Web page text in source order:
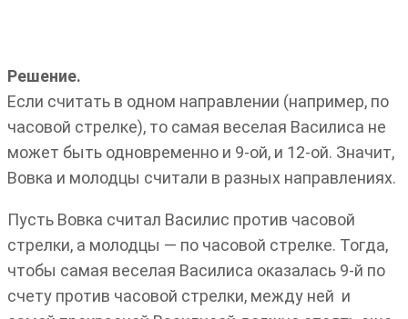
Решение.
Если считать в одном направлении (например, по
часовой стрелке), то самая веселая Василиса не
может быть одновременно и 9-ой, и 12-ой. Значит,
Вовка и молодцы считали в разных направлениях.
Пусть Вовка считал Василис против часовой
стрелки, а молодцы — по часовой стрелке. Тогда,
чтобы самая веселая Василиса оказалась 9-й по
счету против часовой стрелки, между ней и